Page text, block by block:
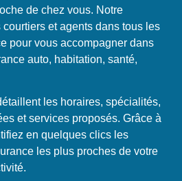
de chez vous. Notre
et agents dans tous les
pour vous accompagner dans
auto, habitation, santé,
les horaires, spécialités,
et services proposés. Grâce à
en quelques clics les
les plus proches de votre